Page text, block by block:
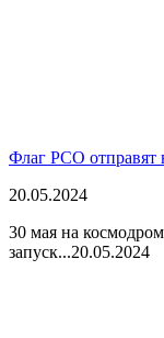
Флаг РСО отправят
20.05.2024
30 мая на
запуск...20.05.2024